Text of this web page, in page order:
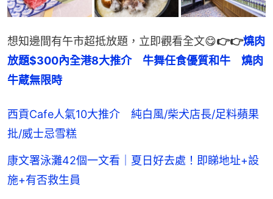
想知邊間有午市超抵放題，立即觀看全文😋👉👉燒肉
放題$300內全港8大推介　牛舞任食優質和牛　燒肉
牛蔵無限時
西貢Cafe人氣10大推介 純白風/柴犬店長/足料蘋果
批/威士忌雪糕
康文署泳灘42個一文看｜夏日好去處！即睇地址+設
施+有否救生員